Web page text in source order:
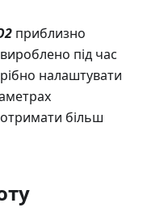
приблизно
під час
налаштувати
більш